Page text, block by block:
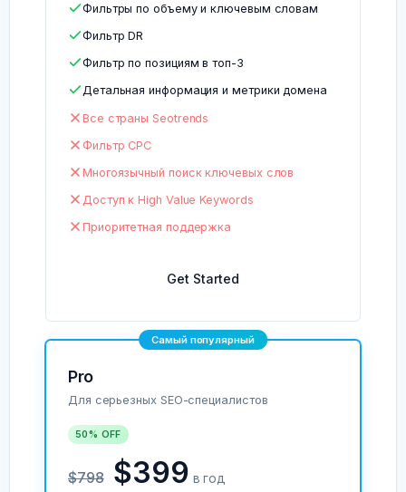
Фильтры по объему и ключевым словам
Фильтр DR
Фильтр по позициям в топ-3
Детальная информация и метрики домена
Все страны Seotrends
Фильтр CPC
Многоязычный поиск ключевых слов
Доступ к High Value Keywords
Приоритетная поддержка
Get Started
Самый популярный
Pro
Для серьезных SEO-специалистов
50% OFF
$798 $399 в год